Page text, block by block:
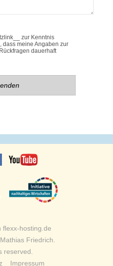
zur Kenntnis
dass meine Angaben zur
dauerhaft
flexx-hosting.de
Friedrich.
reserved.
Impressum